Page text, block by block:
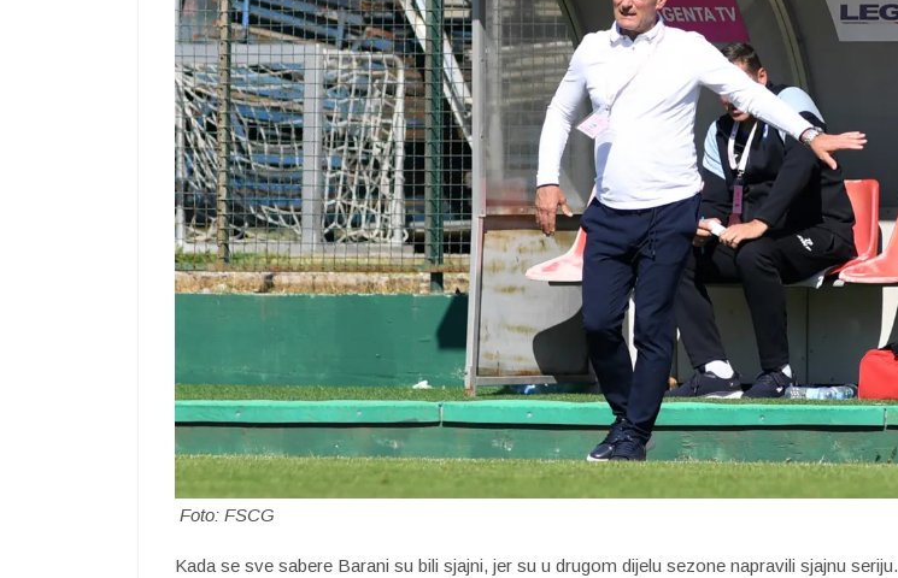
Foto: FSCG
Kada se sve sabere Barani su bili sjajni, jer su u drugom dijelu sezone napravili sjajnu seriju.